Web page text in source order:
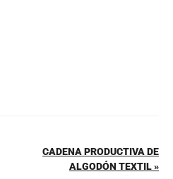
CADENA PRODUCTIVA DE
ALGODÓN TEXTIL »